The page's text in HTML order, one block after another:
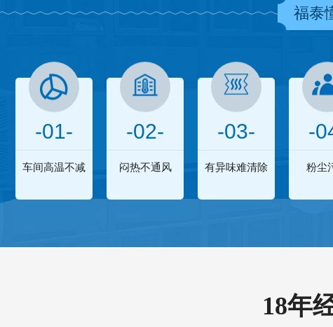
福泰
-01-
车间高温不减
-02-
闷热不通风
-03-
有异味难清除
-
粉尘
18年